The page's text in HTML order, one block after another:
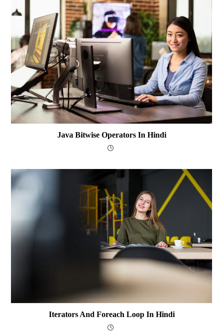
Java Bitwise Operators In Hindi
Iterators And Foreach Loop In Hindi